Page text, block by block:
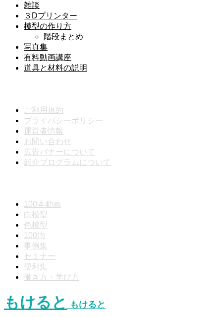
雑談
３Dプリンター
模型の作り方
階段まとめ
写真集
有料動画講座
道具と材料の説明
ご利用規約
プライバシーポリシー
運営者情報
お問い合わせ
広告バナーについて
紹介プログラムについて
100本動画
白模型
色模型
100均
事例集
セミナー
便利集
働き方・学び方
もけると もけると